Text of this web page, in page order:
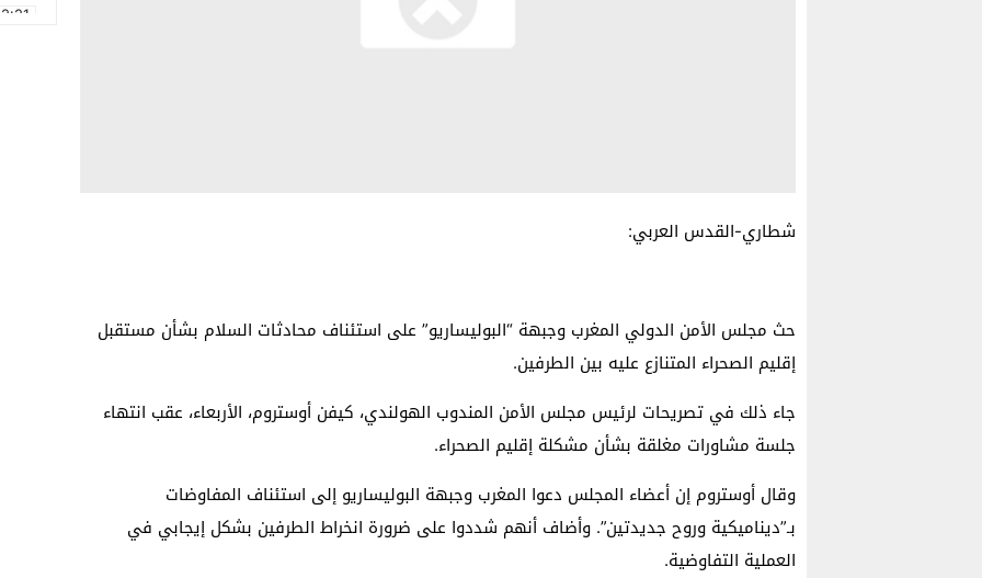
شطاري-القدس العربي:
حث مجلس الأمن الدولي المغرب وجبهة “البوليساريو” على استئناف محادثات السلام بشأن مستقبل
إقليم الصحراء المتنازع عليه بين الطرفين.
جاء ذلك في تصريحات لرئيس مجلس الأمن المندوب الهولندي، كيفن أوستروم، الأربعاء، عقب انتهاء
جلسة مشاورات مغلقة بشأن مشكلة إقليم الصحراء.
وقال أوستروم إن أعضاء المجلس دعوا المغرب وجبهة البوليساريو إلى استئناف المفاوضات
بـ”ديناميكية وروح جديدتين”. وأضاف أنهم شددوا على ضرورة انخراط الطرفين بشكل إيجابي في
العملية التفاوضية.